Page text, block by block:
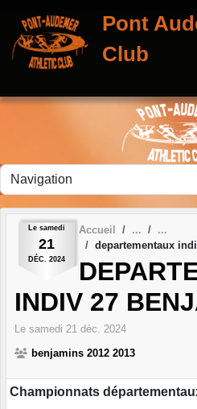
Pont
Club
Le samedi
21
DÉC. 2024
Accueil
departementaux
INDIV 27
Le samedi 21 déc. 2024
benjamins 2012 2013
Championnats